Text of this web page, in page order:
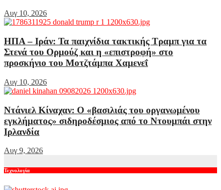
Αυγ 10, 2026
ΗΠΑ – Ιράν: Τα παιχνίδια τακτικής Τραμπ για τα
Στενά του Ορμούζ και η «επιστροφή» στο
προσκήνιο του Μοτζτάμπα Χαμενεΐ
Αυγ 10, 2026
Ντάνιελ Κίναχαν: Ο «βασιλιάς του οργανωμένου
εγκλήματος» σιδηροδέσμιος από το Ντουμπάι στην
Ιρλανδία
Αυγ 9, 2026
Τεχνολογία